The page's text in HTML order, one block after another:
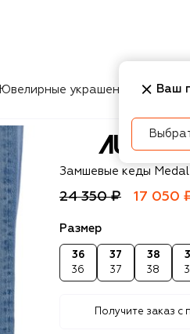
Ювелирные украшения
Autry
Замшевые кеды
24 350 ₽ 17 050
Размер
36
36
37
37
38
38
Получите заказ
Ваш